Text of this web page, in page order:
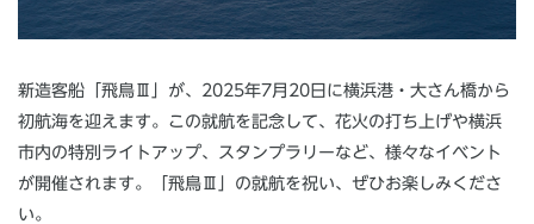
新造客船「飛鳥Ⅲ」が、2025年7月20日に横浜港・大さん橋から
初航海を迎えます。この就航を記念して、花火の打ち上げや横浜
市内の特別ライトアップ、スタンプラリーなど、様々なイベント
が開催されます。「飛鳥Ⅲ」の就航を祝い、ぜひお楽しみくださ
い。